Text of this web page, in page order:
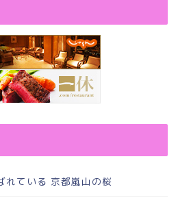
れている 京都嵐山の桜